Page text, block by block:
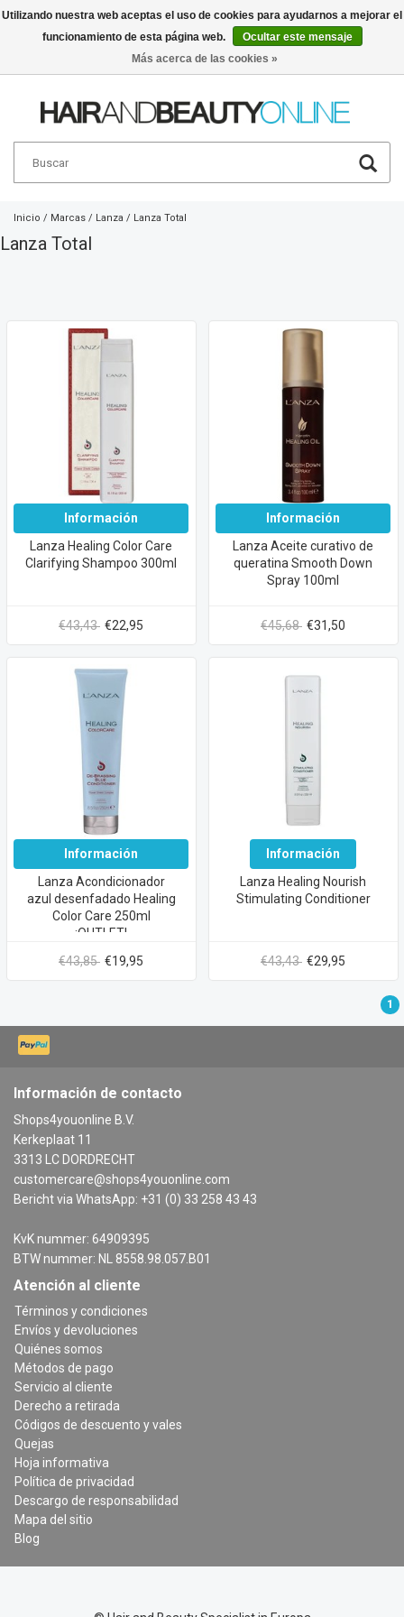
Español €
Inicio / Marcas / Lanza / Lanza Total
Lanza Total
Información
Lanza Healing Color Care
Clarifying Shampoo 300ml
€43,43 €22,95
Información
Lanza Aceite curativo de
queratina Smooth Down
Spray 100ml
€45,68 €31,50
Información
Lanza Acondicionador
azul desenfadado Healing
Color Care 250ml
¡OUTLET!
€43,85 €19,95
Información
Lanza Healing Nourish
Stimulating Conditioner
€43,43 €29,95
1
Información de contacto
Shops4youonline B.V.
Kerkeplaat 11
3313 LC DORDRECHT
customercare@shops4youonline.com
Bericht via WhatsApp: +31 (0) 33 258 43 43
KvK nummer: 64909395
BTW nummer: NL 8558.98.057.B01
Atención al cliente
Términos y condiciones
Envíos y devoluciones
Quiénes somos
Métodos de pago
Servicio al cliente
Derecho a retirada
Códigos de descuento y vales
Quejas
Hoja informativa
Política de privacidad
Descargo de responsabilidad
Mapa del sitio
Blog
Utilizando nuestra web aceptas el uso de cookies para ayudarnos a mejorar el
funcionamiento de esta página web.
Ocultar este mensaje
Más acerca de las cookies »